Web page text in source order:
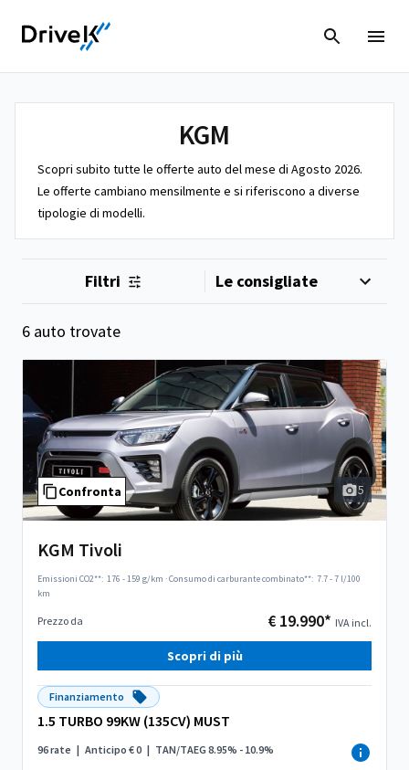
KGM
Scopri subito tutte le offerte auto del mese di Agosto 2026.
Le offerte cambiano mensilmente e si riferiscono a diverse
tipologie di modelli.
Filtri
6 auto trovate
Confronta 5
KGM Tivoli
Emissioni CO2**: 176 - 159 g/km ·Consumo di carburante combinato**: 7.7 - 7 l/100
km
Prezzo da € 19.990* IVA incl.
Scopri di più
Finanziamento
1.5 TURBO 99KW (135CV) MUST
96 rate | Anticipo € 0 | TAN/TAEG 8.95% - 10.9%